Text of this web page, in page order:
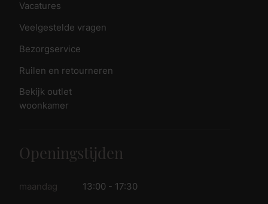
Vacatures
Veelgestelde vragen
Bezorgservice
Ruilen en retourneren
Bekijk outlet
woonkamer
Openingstijden
maandag 13:00 - 17:30